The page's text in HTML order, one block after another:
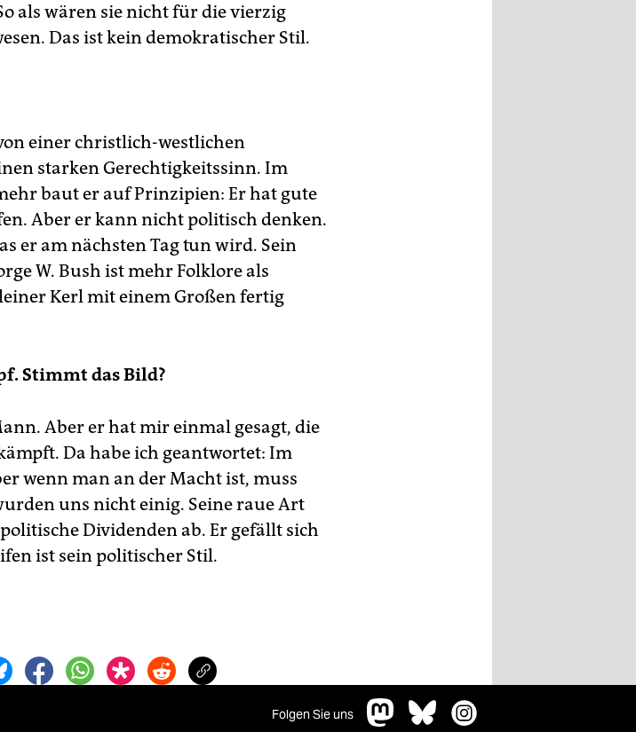
als wären sie nicht für die vierzig
Das ist kein demokratischer Stil.
einer christlich-westlichen
starken Gerechtigkeitssinn. Im
baut er auf Prinzipien: Er hat gute
Aber er kann nicht politisch denken.
er am nächsten Tag tun wird. Sein
W. Bush ist mehr Folklore als
Kerl mit einem Großen fertig
Stimmt das Bild?
Aber er hat mir einmal gesagt, die
Da habe ich geantwortet: Im
wenn man an der Macht ist, muss
uns nicht einig. Seine raue Art
Dividenden ab. Er gefällt sich
ist sein politischer Stil.
Folgen Sie uns